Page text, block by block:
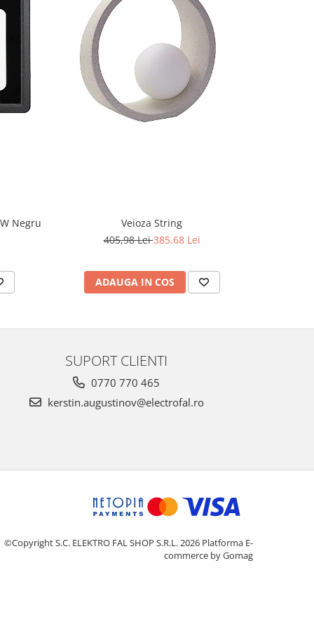
Negru
Veioza String
405,98 Lei385,68 Lei
ADAUGA IN COS
SUPORT CLIENTI
0770 770 465
kerstin.augustinov@electrofal.ro
©Copyright S.C. ELEKTRO FAL SHOP S.R.L. 2026 Platforma E-
commerce by Gomag